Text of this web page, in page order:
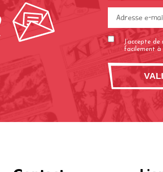
J’accepte
facilement